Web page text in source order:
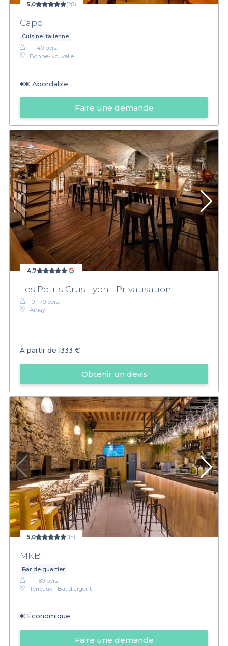
5,0 (28)
Capo
Cuisine italienne
1 - 40 pers.
Bonne-Nouvelle
€€ Abordable
Faire une demande
4,7
Les Petits Crus Lyon - Privatisation
10 - 70 pers.
Ainay
À partir de1333 €
Obtenir un devis
5,0 (15)
MKB
Bar de quartier
1 - 180 pers.
Terreaux - Bat d'argent
€ Économique
Faire une demande